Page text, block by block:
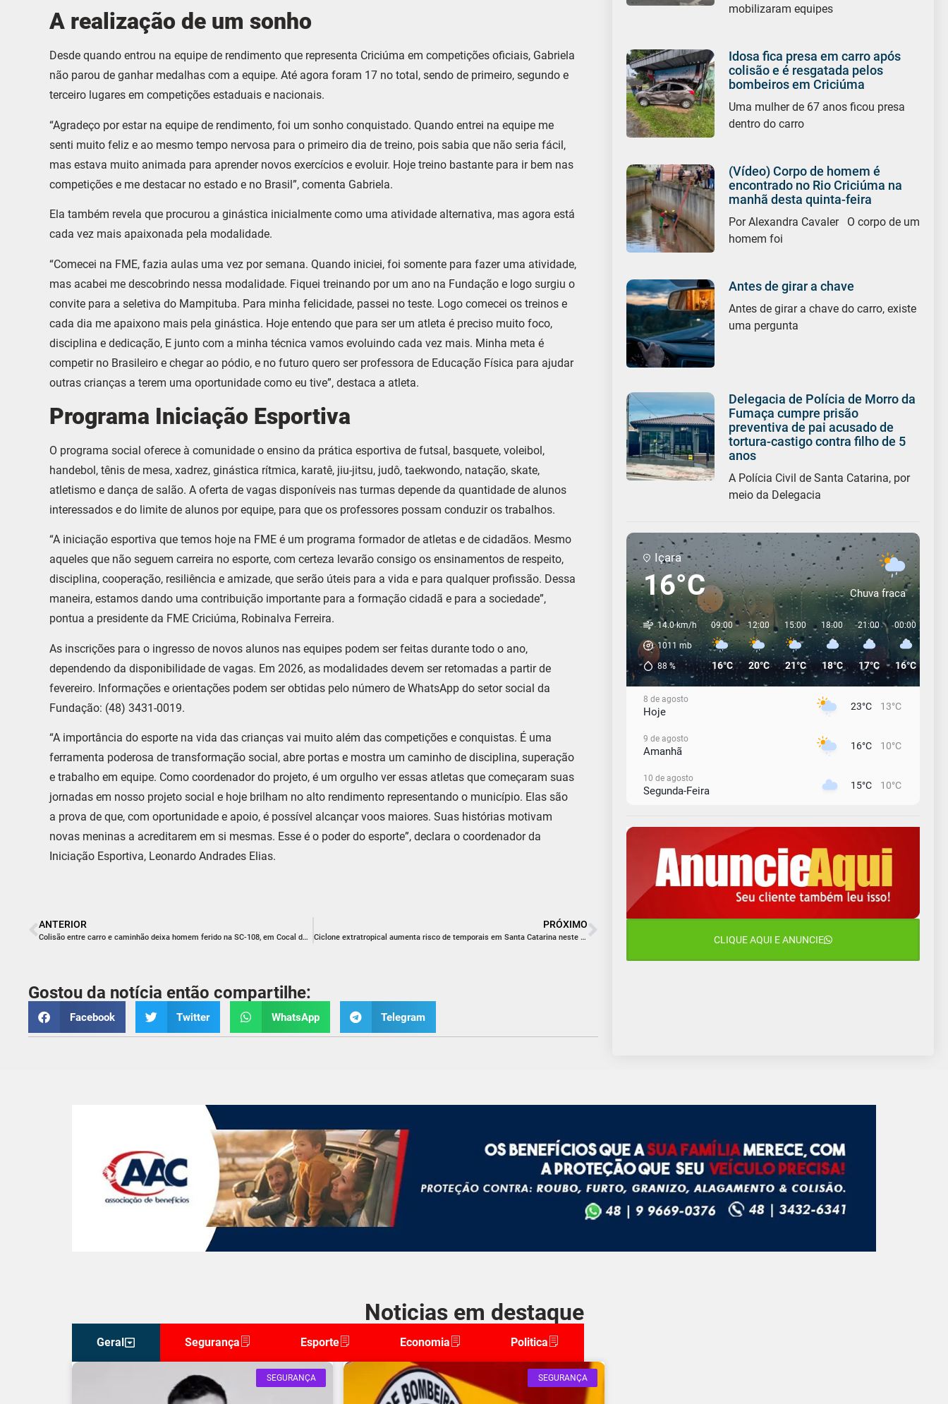
A realização de um sonho
Desde quando entrou na equipe de rendimento que representa Criciúma em competições oficiais, Gabriela
não parou de ganhar medalhas com a equipe. Até agora foram 17 no total, sendo de primeiro, segundo e
terceiro lugares em competições estaduais e nacionais.
“Agradeço por estar na equipe de rendimento, foi um sonho conquistado. Quando entrei na equipe me
senti muito feliz e ao mesmo tempo nervosa para o primeiro dia de treino, pois sabia que não seria fácil,
mas estava muito animada para aprender novos exercícios e evoluir. Hoje treino bastante para ir bem nas
competições e me destacar no estado e no Brasil”, comenta Gabriela.
Ela também revela que procurou a ginástica inicialmente como uma atividade alternativa, mas agora está
cada vez mais apaixonada pela modalidade.
“Comecei na FME, fazia aulas uma vez por semana. Quando iniciei, foi somente para fazer uma atividade,
mas acabei me descobrindo nessa modalidade. Fiquei treinando por um ano na Fundação e logo surgiu o
convite para a seletiva do Mampituba. Para minha felicidade, passei no teste. Logo comecei os treinos e
cada dia me apaixono mais pela ginástica. Hoje entendo que para ser um atleta é preciso muito foco,
disciplina e dedicação, E junto com a minha técnica vamos evoluindo cada vez mais. Minha meta é
competir no Brasileiro e chegar ao pódio, e no futuro quero ser professora de Educação Física para ajudar
outras crianças a terem uma oportunidade como eu tive”, destaca a atleta.
Programa Iniciação Esportiva
O programa social oferece à comunidade o ensino da prática esportiva de futsal, basquete, voleibol,
handebol, tênis de mesa, xadrez, ginástica rítmica, karatê, jiu-jitsu, judô, taekwondo, natação, skate,
atletismo e dança de salão. A oferta de vagas disponíveis nas turmas depende da quantidade de alunos
interessados e do limite de alunos por equipe, para que os professores possam conduzir os trabalhos.
“A iniciação esportiva que temos hoje na FME é um programa formador de atletas e de cidadãos. Mesmo
aqueles que não seguem carreira no esporte, com certeza levarão consigo os ensinamentos de respeito,
disciplina, cooperação, resiliência e amizade, que serão úteis para a vida e para qualquer profissão. Dessa
maneira, estamos dando uma contribuição importante para a formação cidadã e para a sociedade”,
pontua a presidente da FME Criciúma, Robinalva Ferreira.
As inscrições para o ingresso de novos alunos nas equipes podem ser feitas durante todo o ano,
dependendo da disponibilidade de vagas. Em 2026, as modalidades devem ser retomadas a partir de
fevereiro. Informações e orientações podem ser obtidas pelo número de WhatsApp do setor social da
Fundação: (48) 3431-0019.
“A importância do esporte na vida das crianças vai muito além das competições e conquistas. É uma
ferramenta poderosa de transformação social, abre portas e mostra um caminho de disciplina, superação
e trabalho em equipe. Como coordenador do projeto, é um orgulho ver essas atletas que começaram suas
jornadas em nosso projeto social e hoje brilham no alto rendimento representando o município. Elas são
a prova de que, com oportunidade e apoio, é possível alcançar voos maiores. Suas histórias motivam
novas meninas a acreditarem em si mesmas. Esse é o poder do esporte”, declara o coordenador da
Iniciação Esportiva, Leonardo Andrades Elias.
ANTERIOR
Colisão entre carro e caminhão deixa homem ferido na SC-108, em Cocal do Sul
PRÓXIMO
Ciclone extratropical aumenta risco de temporais em Santa Catarina neste fim de semana
Gostou da notícia então compartilhe:
Facebook Twitter WhatsApp Telegram
mobilizaram equipes
Idosa fica presa em carro após
colisão e é resgatada pelos
bombeiros em Criciúma
Uma mulher de 67 anos ficou presa
dentro do carro
(Vídeo) Corpo de homem é
encontrado no Rio Criciúma na
manhã desta quinta-feira
Por Alexandra Cavaler O corpo de um
homem foi
Antes de girar a chave
Antes de girar a chave do carro, existe
uma pergunta
Delegacia de Polícia de Morro da
Fumaça cumpre prisão
preventiva de pai acusado de
tortura-castigo contra filho de 5
anos
A Polícia Civil de Santa Catarina, por
meio da Delegacia
Içara
16°C Chuva fraca
14.0 km/h
1011 mb
88 %
09:00
16°C
12:00
20°C
15:00
21°C
18:00
18°C
21:00
17°C
00:00
16°C
8 de agosto
Hoje 23°C 13°C
9 de agosto
Amanhã 16°C 10°C
10 de agosto
Segunda-Feira 15°C 10°C
Terça-Feira 12°C 11°C
12 de agosto
Quarta-Feira
13 de agosto
22°C 15°C
CLIQUE AQUI E ANUNCIE
Noticias em destaque
Geral Segurança Esporte Economia Politica
SEGURANÇA SEGURANÇA